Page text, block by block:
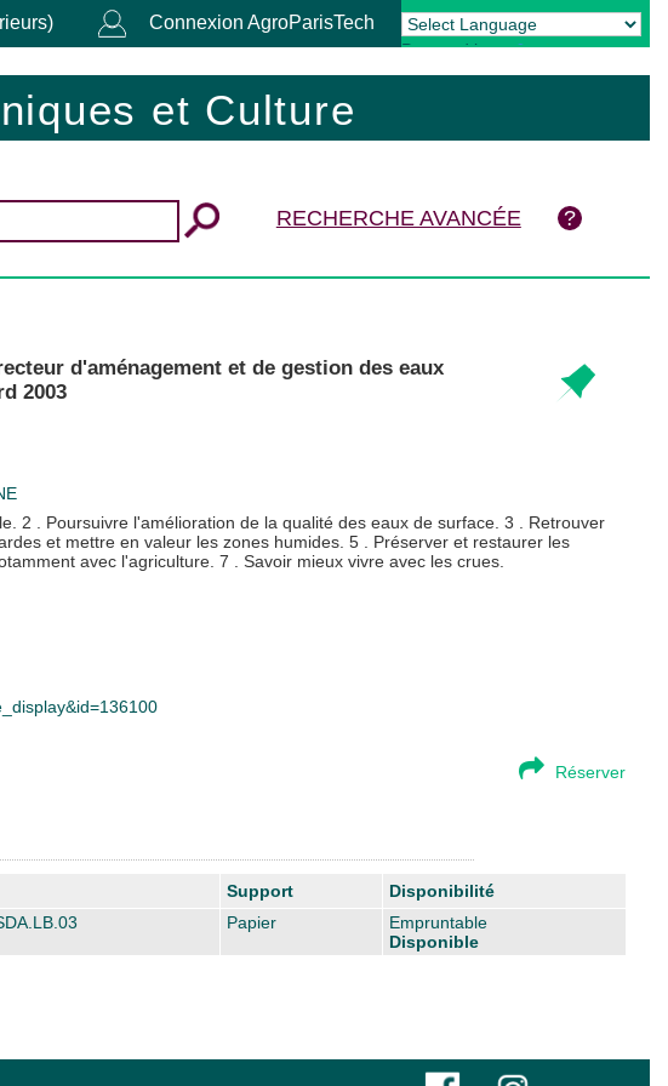
Connexion AgroParisTech
Powered by Translate
et Culture
RECHERCHE AVANCÉE
d'aménagement et de gestion des eaux
2003
2 . Poursuivre l'amélioration de la qualité des eaux de surface. 3 . Retrouver
et mettre en valeur les zones humides. 5 . Préserver et restaurer les
avec l'agriculture. 7 . Savoir mieux vivre avec les crues.
Réserver
Support
Disponibilité
Papier
Empruntable
Disponible